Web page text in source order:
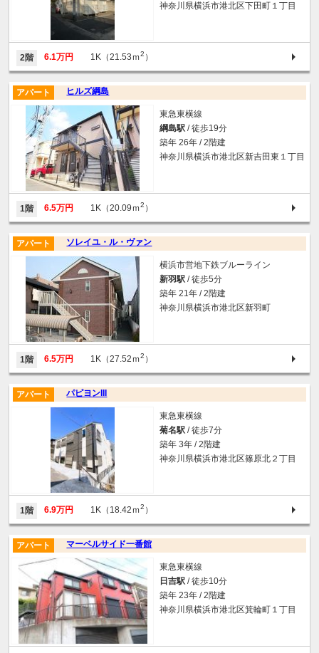
神奈川県横浜市港北区下田町１丁目
2階 6.1万円 1K（21.53ｍ2 ）
ヒルズ綱島
アパート
東急東横線
綱島駅 / 徒歩19分
築年 26年 / 2階建
神奈川県横浜市港北区新吉田東１丁目
1階 6.5万円 1K（20.09ｍ2 ）
ソレイユ・ル・ヴァン
アパート
横浜市営地下鉄ブルーライン
新羽駅 / 徒歩5分
築年 21年 / 2階建
神奈川県横浜市港北区新羽町
1階 6.5万円 1K（27.52ｍ2 ）
パピヨンIII
アパート
東急東横線
菊名駅 / 徒歩7分
築年 3年 / 2階建
神奈川県横浜市港北区篠原北２丁目
1階 6.9万円 1K（18.42ｍ2 ）
マーベルサイド一番館
アパート
東急東横線
日吉駅 / 徒歩10分
築年 23年 / 2階建
神奈川県横浜市港北区箕輪町１丁目